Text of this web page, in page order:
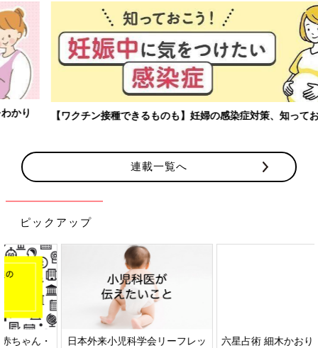
【ワクチン接種できるものも】妊婦の感染症対策、知っておいて！
連載一覧へ
ピックアップ
日本外来小児科学会リーフレッ
六星占術 細木かおりさんの人生